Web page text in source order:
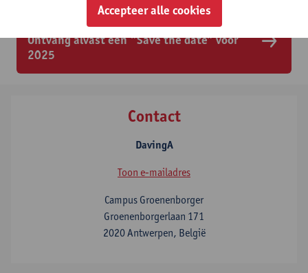
Ontvang alvast een "Save the date" voor
2025
Contact
DavingA
Toon e-mailadres
Campus Groenenborger
Groenenborgerlaan 171
2020 Antwerpen, België
Accepteer alle cookies